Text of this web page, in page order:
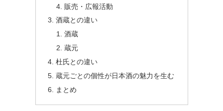
販売・広報活動
酒蔵との違い
酒蔵
蔵元
杜氏との違い
蔵元ごとの個性が日本酒の魅力を生む
まとめ